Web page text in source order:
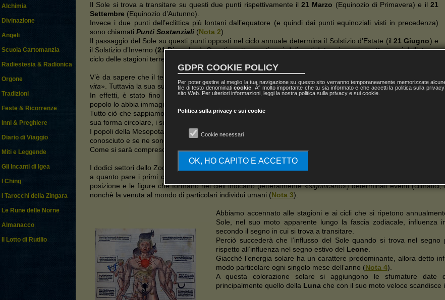
Alchimia
Divinazione
Angeli
Scuola Cartomanzia
Radiestesia & Radionica
Orgone
Tradizioni
Feste & Ricorrenze
Inni & Preghiere
Diario di Viaggio
Miti e Leggende
Gli Incanti di Igea
I Ching
I Tarocchi della Zingara
Le Rune delle Norne
Almanacco
Il Lotto di Rutilio
Il Sole si trova a transitare su questi due punti rispettivamente il21 Marzo (Equinozio di Primavera) e il 21
Settembre (Equinozio d’Autunno).
Invece i due punti dell’eclittica più lontani dall’equatore (e quindi dai punti equinoziali visti in precedenza)
sono chiamati Punti Sostanziali (Nota 2).
Il passaggio del Sole su questi punti opposti nel ciclo annuale determina il Solstizio d’Estate (il21 Giugno) e
il Solstizio d’Inverno (21 Dicembre). Questi quattro punti così delineati determinano iquattro assidell’eterno
ciclo delle stagioni terrestri.
V’è da sapere che il termine «
vita». Tuttavia la sua suddivisione nei 12 Segni è più remota rispetto all’antichità greca.
In effetti, è stato fino a ora impossibile determinare esattamente l’origine dello zodiaco e s’ignora quale
popolo lo abbia immaginato.
Tutto ciò che sappiamo è che lo zodiaco costituisce il simbolo più universalmente diffuso. In tutti i paesi lo si
sua forma circolare, i suoi 12 segni e i suoi sette pianeti classici.
I popoli della Mesopotamia, della Persia, dell’India, del Tibet, delle due Americhe, dei paesi scandinavi, del
conosciuto e se ne sono serviti come matrice dell’arte divinatoria.
Come si sarà compreso siamo di fronte ad uno dei più grandi enigmi dell’umanità.
I dodici settori dello Zodiaco sono chiamati «
a quanto pare i primi cristiani che professarono l’arte della previsione astrologica definivano gli astri «
posizione e le figure che formano nei cieli indicano (letteralmente «significano») determinati eventi (climatici,
nonchè la venuta al mondo di particolari individui umani (Nota 3).
Abbiamo accennato alle stagioni e ai cicli che si ripetono
Sole, nel suo moto apparente lungo la fascia zodiacale, influenza
secondo il segno in cui si trova a transitare.
Perciò succederà che l’influsso del Sole quando si trova nel segno
rispetto all’influenza nel segno estivo del Leone.
Giacchè l’energia solare ha un carattere predominante, allora detto
modo particolare ogni singolo mese dell’anno (Nota 4).
A questa colorazione solare si aggiungono le sfumature date
principalmente quello della Luna che con il suo moto veloce scandisce
GDPR COOKIE POLICY
Per poter gestire al meglio la tua navigazione su questo sito verranno temporaneamente memorizzate
file di testo denominaticookie . Ãˆ molto importante che tu sia informato e che accetti la politica sulla
sito Web. Per ulteriori informazioni, leggi la nostra politica sulla privacy e sui cookie.
Politica sulla privacy e sui cookie
Cookie necessari
OK, HO CAPITO E ACCETTO